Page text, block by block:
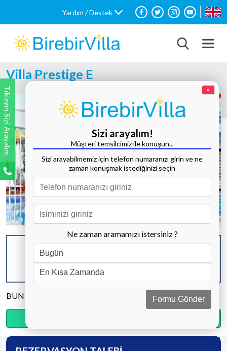
Yardım / Destek
Villa Prestige E
Tüm Fotoğrafları Göster
KAPASİTE
8 KİŞİ
BANYO & WC
4 ADET
YATAK ODASI
BUNU PAYLAŞ
Tıklayın Sizi Arayalım ×
Sizi arayalım!
Müşteri temsilcimiz ile konuşun...
Sizi arayabilmemiz için telefon numaranızı girin ve ne
zaman konuşmak istediğinizi seçin
Ne zaman aramamızı istersiniz ?
Formu Gönder